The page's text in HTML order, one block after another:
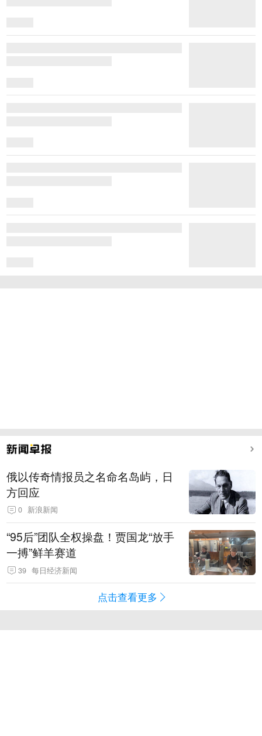
俄以传奇情报员之名命名岛屿，日
方回应
0 新浪新闻
“95后”团队全权操盘！贾国龙“放手
一搏”鲜羊赛道
39 每日经济新闻
点击查看更多